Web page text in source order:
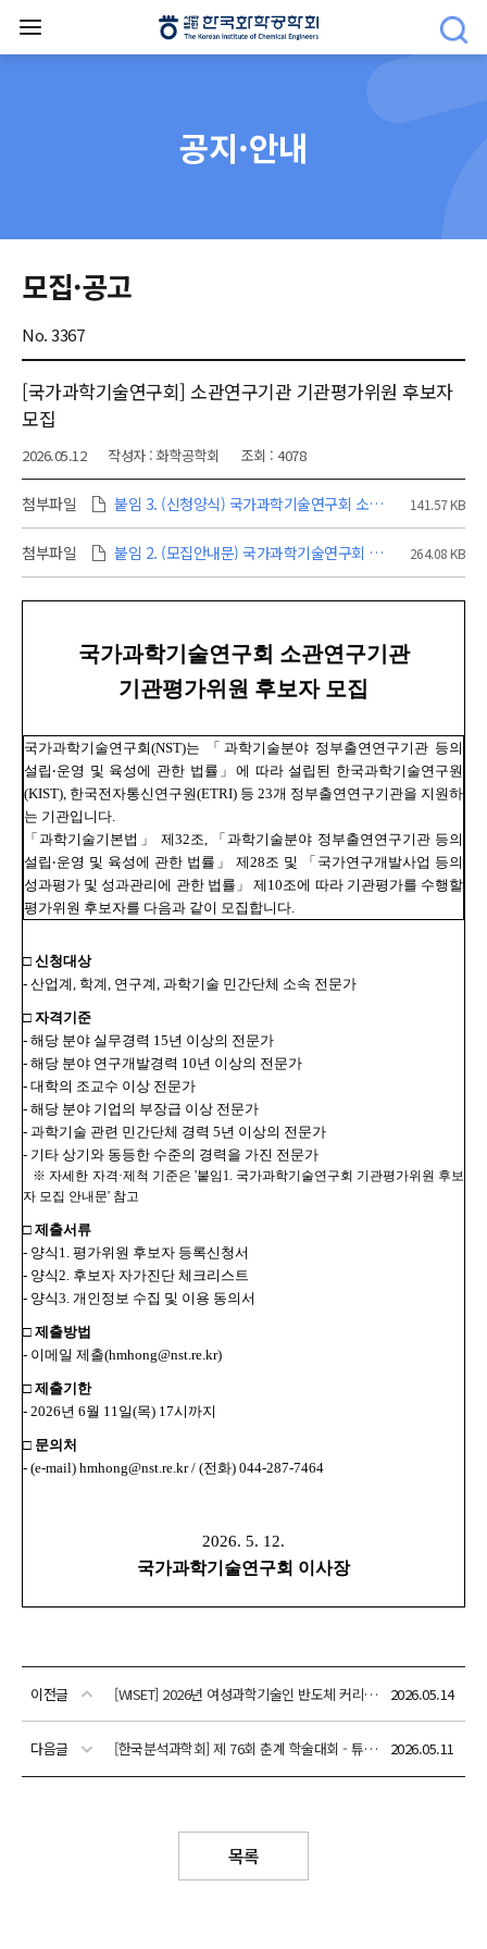
공지·안내
모집·공고
No. 3367
[국가과학기술연구회] 소관연구기관 기관평가위원 후보자
모집
2026.05.12 작성자 : 화학공학회 조회 : 4078
첨부파일 붙임 3. (신청양식) 국가과학기술연구회 소관연구기관 평가위원 후보자 등록신청서_f.xlsx 141.57 KB
첨부파일 붙임 2. (모집안내문) 국가과학기술연구회 소관연구기관 평가위원 후보자 모집 안내문_f.hwp 264.08 KB
이전글 [WISET] 2026년 여성과학기술인 반도체 커리어 리부트 프로그램 반도체 「 공정 기술 훈련 훈련 」 참가자 모집공고 안내 2026.05.14
다음글 [한국분석과학회] 제 76회 춘계 학술대회 - 튜토리얼 세션 안내
2026.05.11
목록